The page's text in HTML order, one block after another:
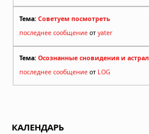
Тема: Советуем посмотреть
последнее сообщение от yater
Тема: Осознанные сновидения и астрал
последнее сообщение от LOG
КАЛЕНДАРЬ